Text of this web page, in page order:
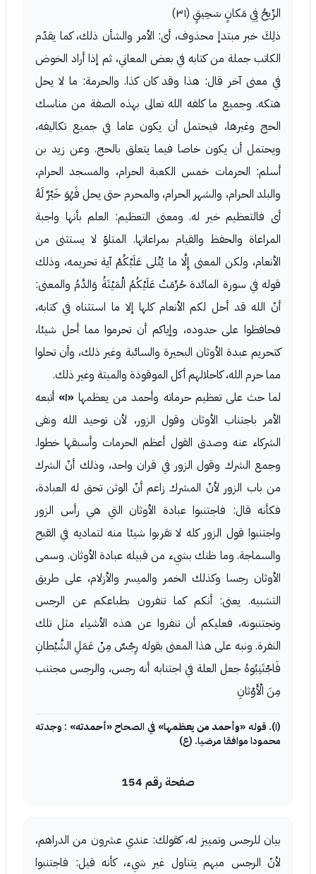
الرِّيحُ فِي مَكانٍ سَحِيقٍ (٣١)
ذلِكَ خبر مبتدإ محذوف، أى: الأمر والشأن ذلك، كما يقدّم
الكاتب جملة من كتابه في بعض المعاني، ثم إذا أراد الخوض
في معنى آخر قال: هذا وقد كان كذا. والحرمة: ما لا يحل
هتكه. وجميع ما كلفه الله تعالى بهذه الصفة من مناسك
الحج وغيرها، فيحتمل أن يكون عاما في جميع تكاليفه،
ويحتمل أن يكون خاصا فيما يتعلق بالحج. وعن زيد بن
أسلم: الحرمات خمس الكعبة الحرام، والمسجد الحرام،
والبلد الحرام، والشهر الحرام، والمحرم حتى يحل فَهُوَ خَيْرٌ لَهُ
أى فالتعظيم خير له. ومعنى التعظيم: العلم بأنها واجبة
المراعاة والحفظ والقيام بمراعاتها. المتلوّ لا يستثنى من
الأنعام، ولكن المعنى إِلَّا ما يُتْلى عَلَيْكُمْ آية تحريمه، وذلك
قوله في سورة المائدة حُرِّمَتْ عَلَيْكُمُ الْمَيْتَةُ وَالدَّمُ والمعنى:
أنّ الله قد أحل لكم الأنعام كلها إلا ما استثناه في كتابه،
فحافظوا على حدوده، وإياكم أن تحرموا مما أحل شيئا،
كتحريم عبدة الأوثان البحيرة والسائبة وغير ذلك، وأن تحلوا
مما حرم الله، كاحلالهم أكل الموقوذة والميتة وغير ذلك.
لما حث على تعظيم حرماته وأحمد من يعظمها «١»
أتبعه
الأمر باجتناب الأوثان وقول الزور، لأن توحيد الله ونفى
الشركاء عنه وصدق القول أعظم الحرمات وأسبقها خطوا.
وجمع الشرك وقول الزور في قران واحد، وذلك أنّ الشرك
من باب الزور لأنّ المشرك زاعم أنّ الوثن تحق له العبادة،
فكأنه قال: فاجتنبوا عبادة الأوثان التي هي رأس الزور
واجتنبوا قول الزور كله لا تقربوا شيئا منه لتماديه في القبح
والسماجة. وما ظنك بشيء من قبيله عبادة الأوثان. وسمى
الأوثان رجسا وكذلك الخمر والميسر والأزلام، على طريق
التشبيه. يعنى: أنكم كما تنفرون بطباعكم عن الرجس
وتجتنبونه، فعليكم أن تنفروا عن هذه الأشياء مثل تلك
النفرة. ونبه على هذا المعنى بقوله رِجْسٌ مِنْ عَمَلِ الشَّيْطانِ
فَاجْتَنِبُوهُ جعل العلة في اجتنابه أنه رجس، والرجس مجتنب
مِنَ الْأَوْثانِ
(١). قوله «وأحمد من يعظمها» في الصحاح«أحمدته» : وجدته
محمودا موافقا مرضيا. (ع)
صفحة رقم 154
بيان للرجس وتمييز له، كقولك: عندي عشرون من الدراهم،
لأنّ الرجس مبهم يتناول غير شيء، كأنه قيل: فاجتنبوا